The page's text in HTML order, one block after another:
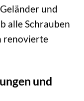
und
alle Schrauben
renovierte
und